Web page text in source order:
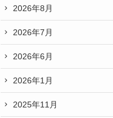
2026年8月
2026年7月
2026年6月
2026年1月
2025年11月